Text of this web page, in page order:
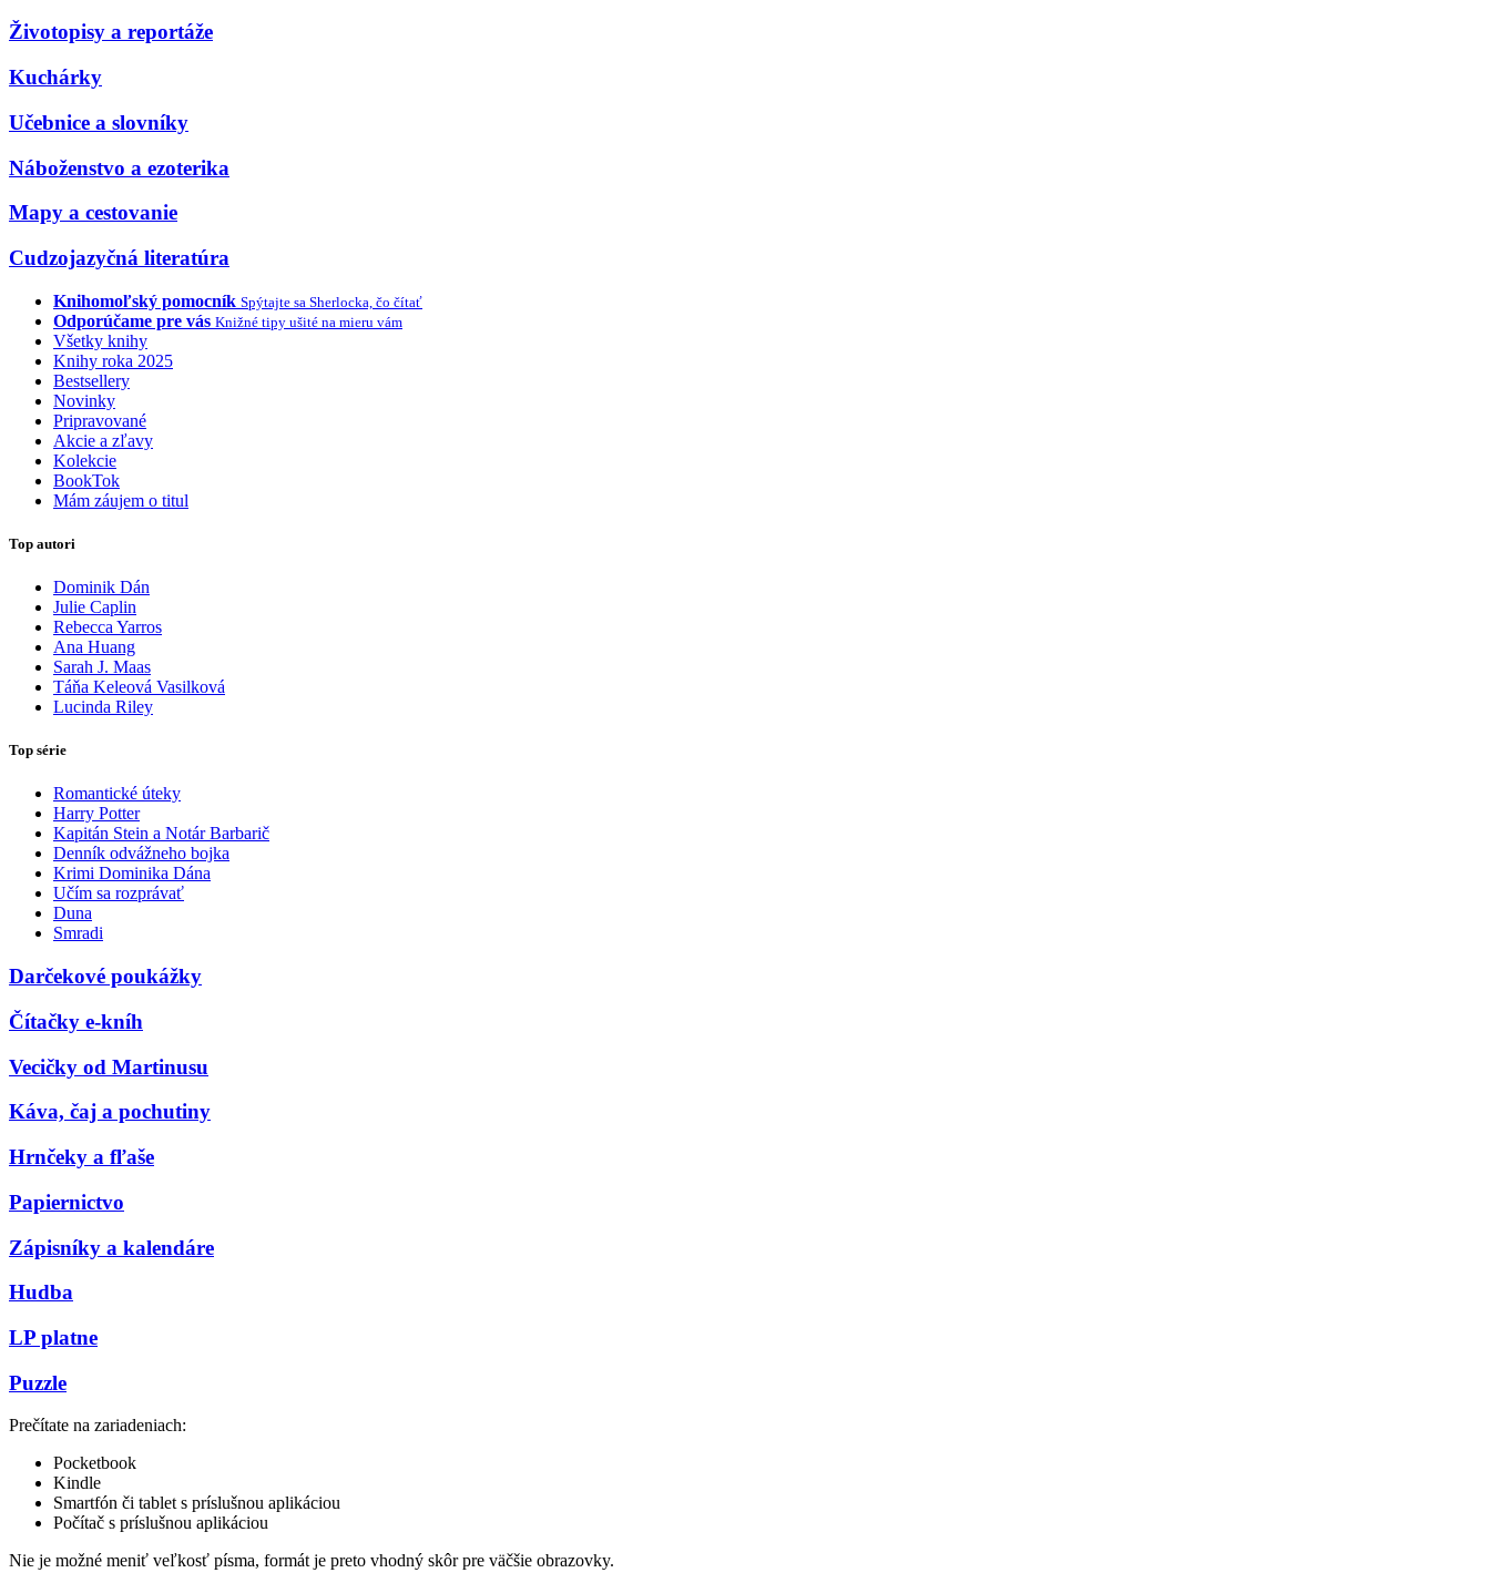
Životopisy a reportáže
Kuchárky
Učebnice a slovníky
Náboženstvo a ezoterika
Mapy a cestovanie
Cudzojazyčná literatúra
Knihomoľský pomocník Spýtajte sa Sherlocka, čo čítať
Odporúčame pre vás Knižné tipy ušité na mieru vám
Všetky knihy
Knihy roka 2025
Bestsellery
Novinky
Pripravované
Akcie a zľavy
Kolekcie
BookTok
Mám záujem o titul
Top autori
Dominik Dán
Julie Caplin
Rebecca Yarros
Ana Huang
Sarah J. Maas
Táňa Keleová Vasilková
Lucinda Riley
Top série
Romantické úteky
Harry Potter
Kapitán Stein a Notár Barbarič
Denník odvážneho bojka
Krimi Dominika Dána
Učím sa rozprávať
Duna
Smradi
Darčekové poukážky
Čítačky e-kníh
Vecičky od Martinusu
Káva, čaj a pochutiny
Hrnčeky a fľaše
Papiernictvo
Zápisníky a kalendáre
Hudba
LP platne
Puzzle
Prečítate na zariadeniach:
Pocketbook
Kindle
Smartfón či tablet s príslušnou aplikáciou
Počítač s príslušnou aplikáciou
Nie je možné meniť veľkosť písma, formát je preto vhodný skôr pre väčšie obrazovky.